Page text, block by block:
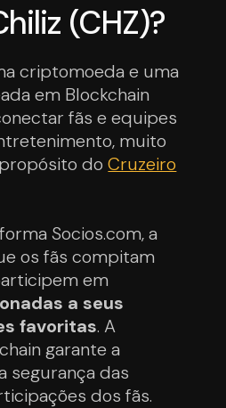
(CHZ)?
criptomoeda e uma
em Blockchain
fãs e equipes
muito
doCruzeiro
Socios.com, a
os fãs compitam
em
a seus
favoritas. A
garante a
segurança das
dos fãs.